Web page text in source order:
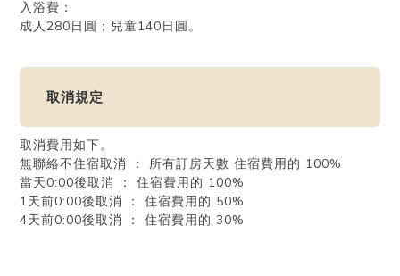
入浴費：
成人280日圓；兒童140日圓。
取消規定
取消費用如下。
無聯絡不住宿取消 ： 所有訂房天數 住宿費用的 100%
當天0:00後取消 ： 住宿費用的 100%
1天前0:00後取消 ： 住宿費用的 50%
4天前0:00後取消 ： 住宿費用的 30%